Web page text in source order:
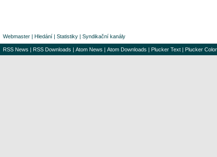
Webmaster | Hledání | Statistiky | Syndikační kanály
RSS News | RSS Downloads | Atom News | Atom Downloads | Plucker Text | Plucker Color